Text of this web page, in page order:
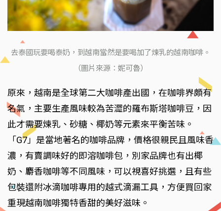
去泰國玩要喝泰奶，到越南當然是要喝加了煉乳的越南咖啡。
（圖片來源：妮可魯）
原來，越南是全球第二大咖啡產出國，在咖啡界頗有
名氣，主要生產風味較為苦澀的羅布斯塔咖啡豆，因
此才需要煉乳、砂糖、椰奶等元素來平衡苦味。
「G7」是當地著名的咖啡品牌，價格很親民且風味香
濃，有賣調味好的即溶咖啡包，別家品牌也有出椰
奶、麝香咖啡等不同風味，可以視喜好挑選，且有些
包裝還附冰滴咖啡專用的越式滴漏工具，方便買回家
重現越南咖啡獨特香甜的美好滋味。